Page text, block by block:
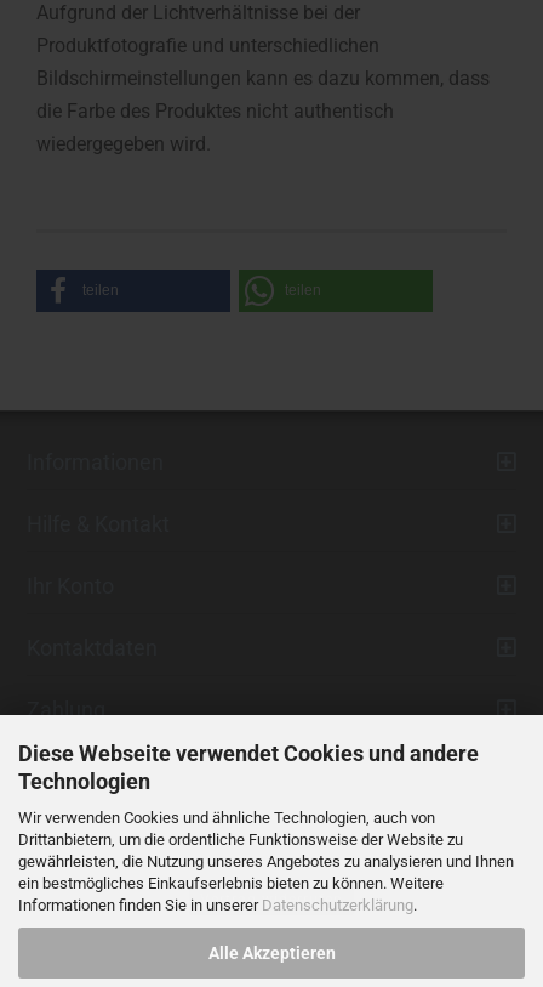
Diese Webseite verwendet Cookies und andere
Technologien
Wir verwenden Cookies und ähnliche Technologien, auch von
Drittanbietern, um die ordentliche Funktionsweise der Website zu
gewährleisten, die Nutzung unseres Angebotes zu analysieren und Ihnen
ein bestmögliches Einkaufserlebnis bieten zu können. Weitere
Informationen finden Sie in unserer Datenschutzerklärung.
Alle Akzeptieren
Aufgrund der Lichtverhältnisse bei der
Produktfotografie und unterschiedlichen
Bildschirmeinstellungen kann es dazu kommen, dass
die Farbe des Produktes nicht authentisch
wiedergegeben wird.
teilen teilen
Zahlung
Vertrag widerrufen